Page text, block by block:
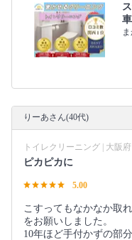
りーあさん(40代)
トイレクリーニング | 大阪府
ピカピカに
5.00
こすってもなかなか取
をお願いしました。
10年ほど手付かずの部